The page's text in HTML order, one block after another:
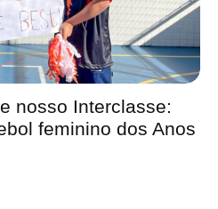
nosso Interclasse:
feminino dos Anos